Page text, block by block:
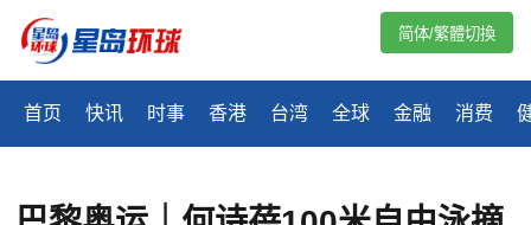
首页 快讯 时事 香港 台湾 全球 金融 消费
简体/繁體切換